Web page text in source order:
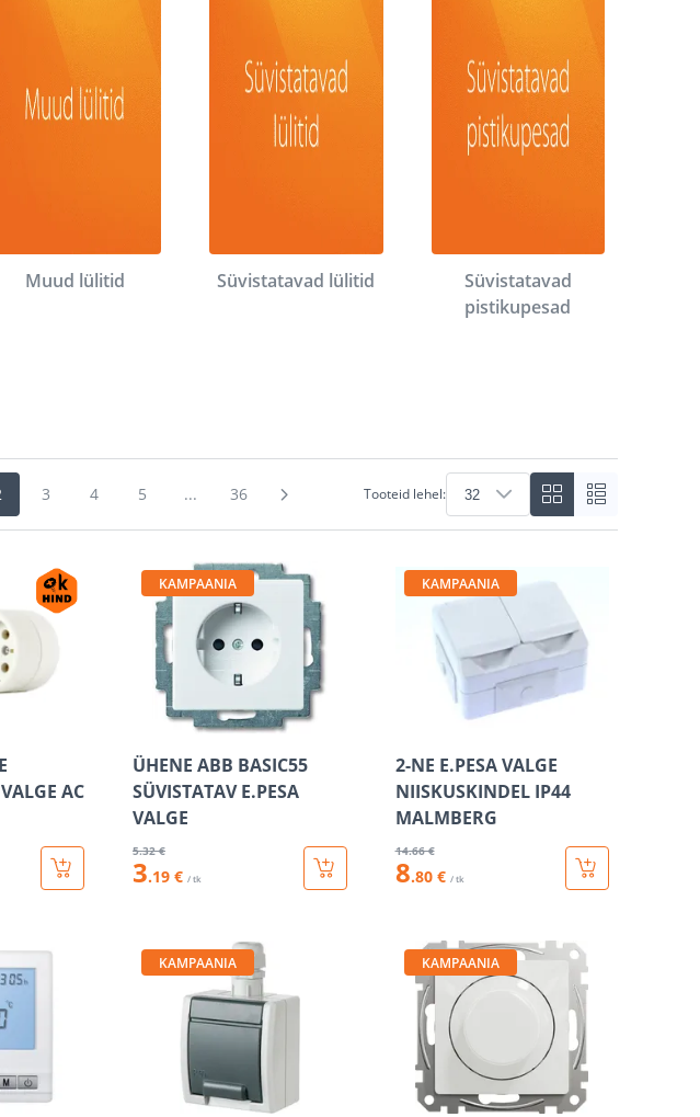
Muud lülitid Süvistatavad lülitid
Süvistatavad
pistikupesad
3 4 5 ... 36 Tooteid lehel:
AC
KAMPAANIA
ÜHENE ABB BASIC55
SÜVISTATAV E.PESA
VALGE
5.32 €
3.19 € / tk
KAMPAANIA
2-NE E.PESA VALGE
NIISKUSKINDEL IP44
MALMBERG
14.66 €
8.80 € / tk
KAMPAANIA KAMPAANIA